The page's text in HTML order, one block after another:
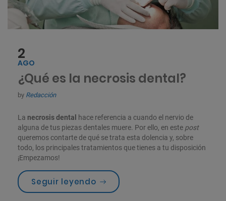
2
AGO
¿Qué es la necrosis dental?
by Redacción
La necrosis dental
hace referencia a cuando el nervio de
alguna de tus piezas dentales muere. Por ello, en este post
queremos contarte de qué se trata esta dolencia y, sobre
todo, los principales tratamientos que tienes a tu disposición
¡Empezamos!
Seguir leyendo«¿Qué es la necrosis dental?»